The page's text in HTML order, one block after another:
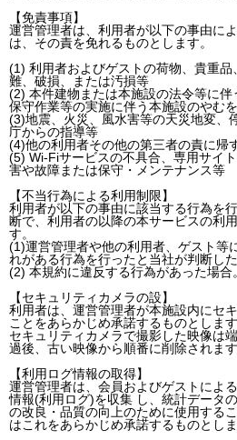
【免責事項】
運営管理者は、利用者が以下の事由に
は、その責を免れるものとします。
(1) 利用者およびゲストの荷物、貴重
難、破損、または汚損等
(2) 本件建物または本施設の法令等に
保守作業等の実施に伴う本施設のやむ
(3)地震、火災、風水害等の天災地変、
庁からの指導等
(4)他の利用者その他の第三者の責に帰
(5) Wi-Fiサービスの不具合、専用サイ
害や故障または保守・メンテナンス等
【不当行為による利用制限】
利用者が以下の事由に該当する行為を
断で、利用者の以降の本サービスの利
す。
(1)運営管理者や他の利用者、ゲスト等
れがある行為を行ったと当社が判断した
(2) 本規約に違反する行為があった場合。
【セキュリティカメラの設】
利用者は、運営管理者が本施設内にセ
ことをあらかじめ承諾するものとします
セキュリティカメラで撮影した映像は
過後、古い映像から順番に削除されます
【利用ログ情報の取得】
運営管理者は、会員およびゲストによ
情報(利用ログ)を収集 し、統計データ
の改良・品質の向上のために使用する
はこれをあらかじめ承諾するものとしま